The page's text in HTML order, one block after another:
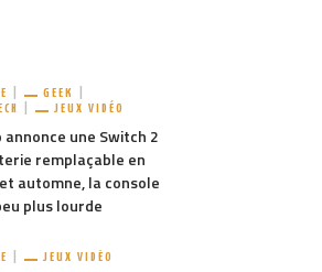
GEEK
JEUX VIDÉO
une Switch 2
remplaçable en
automne, la console
plus lourde
JEUX VIDÉO